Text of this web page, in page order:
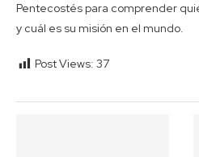
Pentecostés para comprender
y cuál es su misión en el mundo.
Post Views: 37